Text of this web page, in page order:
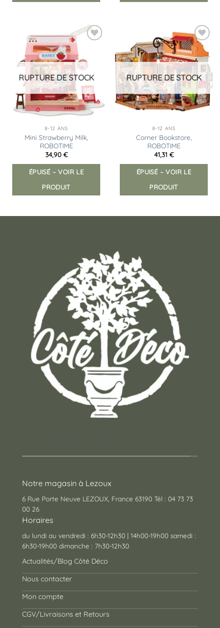
liste
d’envies
RUPTURE DE STOCK
8-12 ANS
Mini Strawberry Milk,
ROBOTIME
34,90 €
ÉPUISÉ – VOIR LE
PRODUIT
Ajouter
à la
liste
d’envies
RUPTURE DE STOCK
8-12 ANS
Corner Bookstore,
ROBOTIME
41,31 €
ÉPUISÉ – VOIR LE
PRODUIT
Notre magasin à Lezoux
6 Rue Porte Neuve LEZOUX, France 63190 Tél : 04 73 73
00 26
Horaires
du lundi au vendredi : 6h30-12h30 | 14h00-19h00 samedi :
6h30-19h00 dimanche : 7h30-12h30
Actualités/Blog Côté Déco
Nous contacter
Mon compte
CGV/Livraisons et Retours